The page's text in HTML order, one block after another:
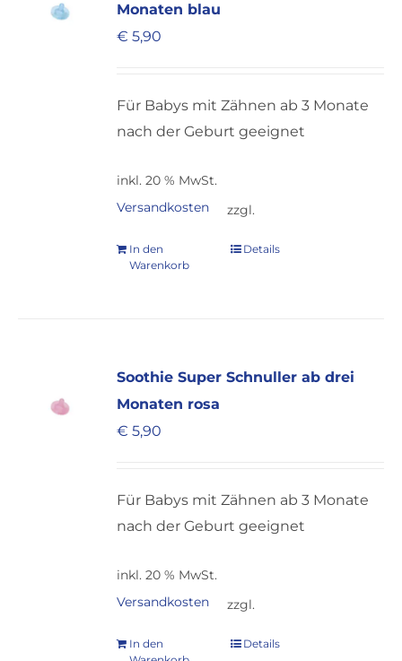
Monaten blau
€ 5,90
Für Babys mit Zähnen ab 3 Monate
nach der Geburt geeignet
inkl. 20 % MwSt.
zzgl.
Versandkosten
In den
Warenkorb
Details
Soothie Super Schnuller ab drei
Monaten rosa
€ 5,90
Für Babys mit Zähnen ab 3 Monate
nach der Geburt geeignet
inkl. 20 % MwSt.
zzgl.
Versandkosten
In den
Details